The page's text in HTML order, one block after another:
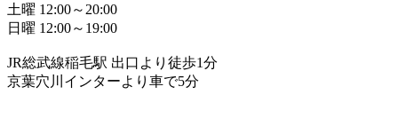
土曜 12:00～20:00
日曜 12:00～19:00
JR総武線稲毛駅 出口より徒歩1分
京葉穴川インターより車で5分